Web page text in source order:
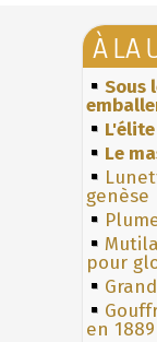
À LA
Sous
Le
genèse
pour
en 1889